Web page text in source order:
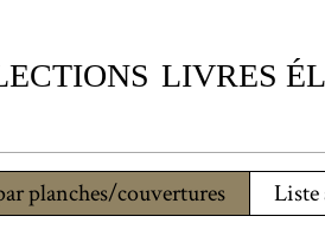
LIVRES
planches/couvertures Liste